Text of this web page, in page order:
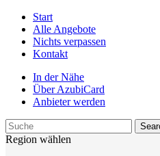
Start
Alle Angebote
Nichts verpassen
Kontakt
In der Nähe
Über AzubiCard
Anbieter werden
Region wählen